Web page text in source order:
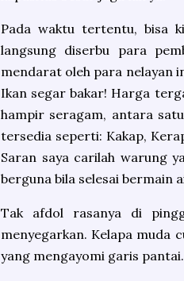
Pada waktu tertentu, bisa
langsung diserbu para
mendarat oleh para nelayan
Ikan segar bakar! Harga
hampir seragam, antara
tersedia seperti: Kakap,
Saran saya carilah warung
berguna bila selesai bermain
Tak afdol rasanya di
menyegarkan. Kelapa muda
yang mengayomi garis pantai.